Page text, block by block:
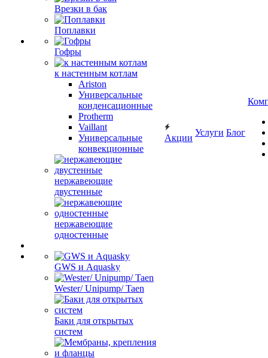
Врезки в бак
Поплавки
Гофры
к настенным котлам
Ariston
Универсальные
конденсационные
Protherm
Vaillant
Универсальные
конвекционные
нержавеющие
двустенные
нержавеющие
одностенные
GWS и Aquasky
Wester/ Unipump/ Taen
Баки для открытых
систем
Акции
Услуги Блог